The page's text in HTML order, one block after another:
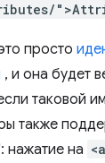
просто
, и она будет
таковой
также
нажатие на <a